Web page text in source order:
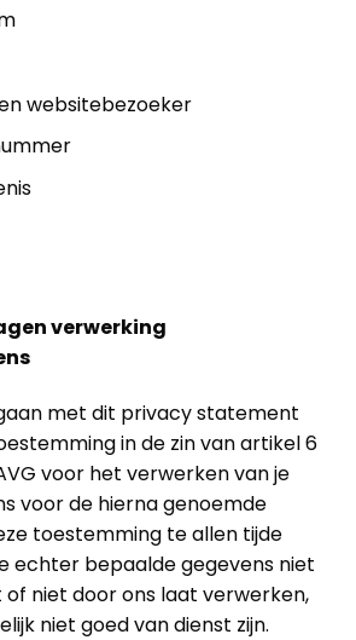
websitebezoeker
verwerking
met dit privacy statement
in de zin van artikel 6
voor het verwerken van je
voor de hierna genoemde
toestemming te allen tijde
echter bepaalde gegevens niet
niet door ons laat verwerken,
niet goed van dienst zijn.